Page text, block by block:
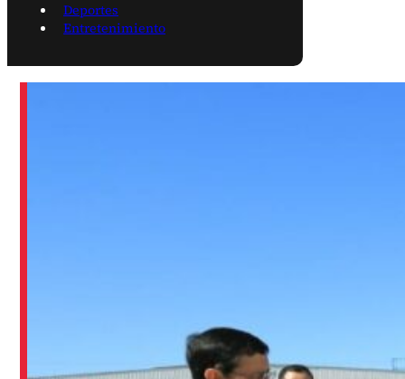
Deportes
Entretenimiento